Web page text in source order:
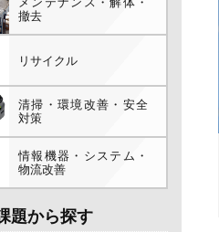
撤去
リサイクル
清掃・環境改善・安全
対策
情報機器・システム・
物流改善
題から探す